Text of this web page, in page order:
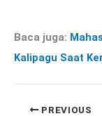
Baca juga:
Kalipagu Saat
PREVIOUS